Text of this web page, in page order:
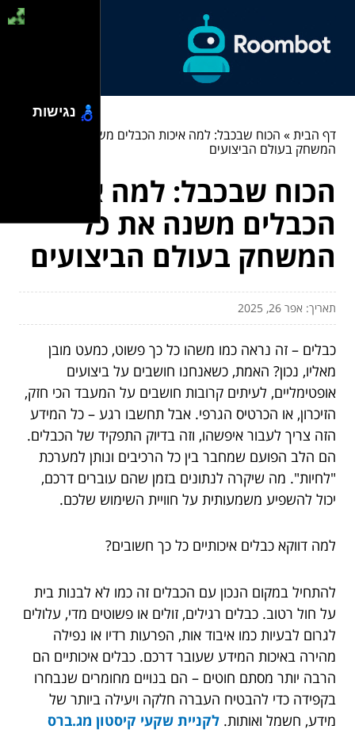
דף הבית» הכוח שבכבל: למה איכות הכבלים משנה את כל
המשחק בעולם הביצועים
הכוח שבכבל: למה איכות
הכבלים משנה את כל
המשחק בעולם הביצועים
תאריך: אפר 26, 2025
כבלים – זה נראה כמו משהו כל כך פשוט, כמעט מובן
מאליו, נכון? האמת, כשאנחנו חושבים על ביצועים
אופטימליים, לעיתים קרובות חושבים על המעבד הכי חזק,
הזיכרון, או הכרטיס הגרפי. אבל תחשבו רגע – כל המידע
הזה צריך לעבור איפשהו, וזה בדיוק התפקיד של הכבלים.
הם הלב הפועם שמחבר בין כל הרכיבים ונותן למערכת
"לחיות". מה שיקרה לנתונים בזמן שהם עוברים דרכם,
יכול להשפיע משמעותית על חוויית השימוש שלכם.
למה דווקא כבלים איכותיים כל כך חשובים?
להתחיל במקום הנכון עם הכבלים זה כמו לא לבנות בית
על חול רטוב. כבלים רגילים, זולים או פשוטים מדי, עלולים
לגרום לבעיות כמו איבוד אות, הפרעות רדיו או נפילה
מהירה באיכות המידע שעובר דרכם. כבלים איכותיים הם
הרבה יותר מסתם חוטים – הם בנויים מחומרים שנבחרו
בקפידה כדי להבטיח העברה חלקה ויעילה ביותר של
מידע, חשמל ואותות. לקניית שקעי קיסטון מג.ברס
נגישות